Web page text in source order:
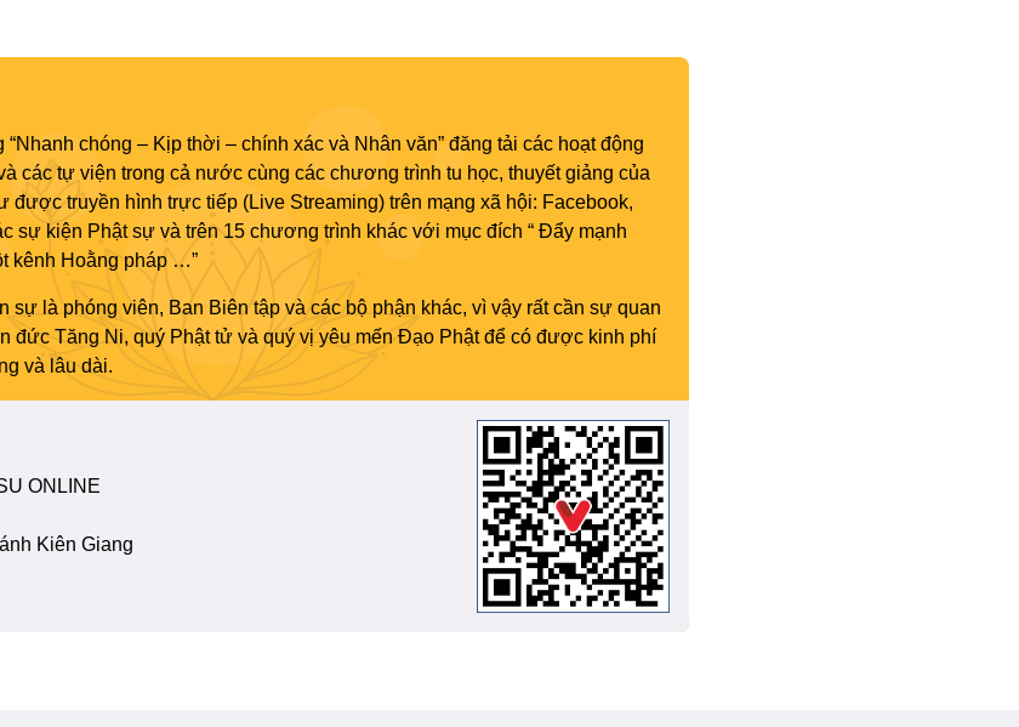
chóng – Kịp thời – chính xác và Nhân văn” đăng tải các hoạt động
các tự viện trong cả nước cùng các chương trình tu học, thuyết giảng của
được truyền hình trực tiếp (Live Streaming) trên mạng xã hội: Facebook,
sự kiện Phật sự và trên 15 chương trình khác với mục đích “ Đẩy mạnh
kênh Hoằng pháp …”
sự là phóng viên, Ban Biên tập và các bộ phận khác, vì vậy rất cần sự quan
đức Tăng Ni, quý Phật tử và quý vị yêu mến Đạo Phật để có được kinh phí
và lâu dài.
ONLINE
Kiên Giang